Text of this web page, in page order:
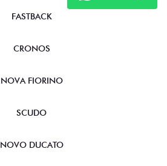
FASTBACK
CRONOS
NOVA FIORINO
SCUDO
NOVO DUCATO